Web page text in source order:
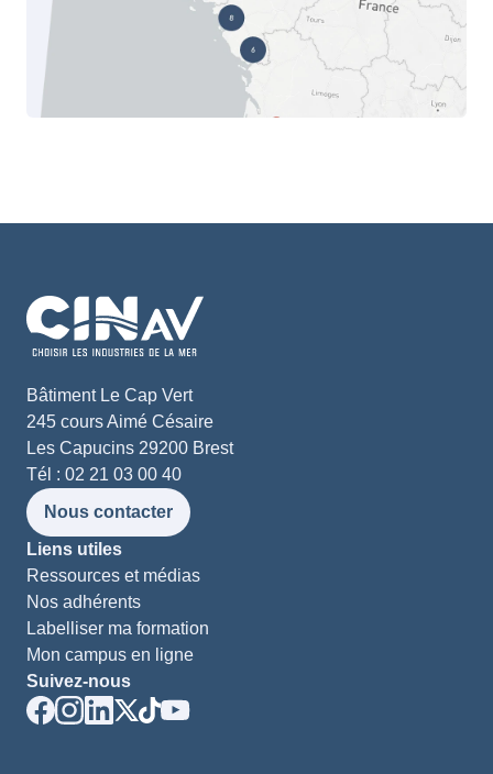
Bâtiment Le Cap Vert
245 cours Aimé Césaire
Les Capucins 29200 Brest
Tél : 02 21 03 00 40
Nous contacter
Liens utiles
Ressources et médias
Nos adhérents
Labelliser ma formation
Mon campus en ligne
Suivez-nous